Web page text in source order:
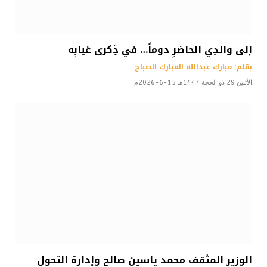
إلى والدِي الحاضرِ دوماً… في ذِكرى غيابِه
بقلم: مبارك عبدالله المبارك الصباح
الأثنين 29 ذو الحجة 1447هـ 15-6-2026م
الوزير المثقف محمد ياسين صالح وإدارة التحول